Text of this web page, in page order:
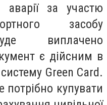
за участю
засобу
виплачено
є дійсним в
Green Card.
купувати